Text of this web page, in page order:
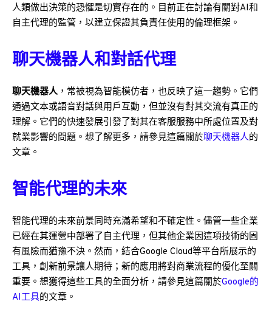
人類做出決策的恐懼是切實存在的。目前正在討論有關對AI和
自主代理的監管，以建立保證其負責任使用的倫理框架。
聊天機器人和對話代理
聊天機器人，常被視為智能模仿者，也反映了這一趨勢。它們
通過文本或語音對話與用戶互動，但並沒有對其交流有真正的
理解。它們的快速發展引發了對其在客服服務中所處位置及對
就業影響的問題。想了解更多，請參見這篇關於聊天機器人的
文章。
智能代理的未來
智能代理的未來前景同時充滿希望和不確定性。儘管一些企業
已經在其運營中部署了自主代理，但其他企業因這項技術的固
有風險而猶豫不決。然而，結合Google Cloud等平台所展示的
工具，創新前景讓人期待；新的應用將對商業流程的優化至關
重要。想獲得這些工具的全面分析，請參見這篇關於Google的
AI工具的文章。